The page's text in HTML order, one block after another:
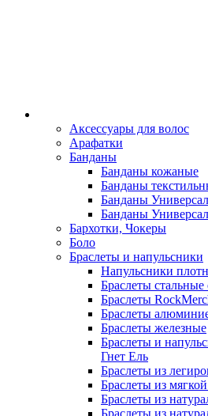
Аксессуары для волос
Арафатки
Банданы
Банданы кожаные
Банданы
Банданы
Банданы
Бархотки, Чокеры
Боло
Браслеты и напульсники
Напульсники
Браслеты стальные
Браслеты
Браслеты
Браслеты железные
Браслеты и
Гнет Ель
Браслеты из
Браслеты из
Браслеты из
Браслеты из